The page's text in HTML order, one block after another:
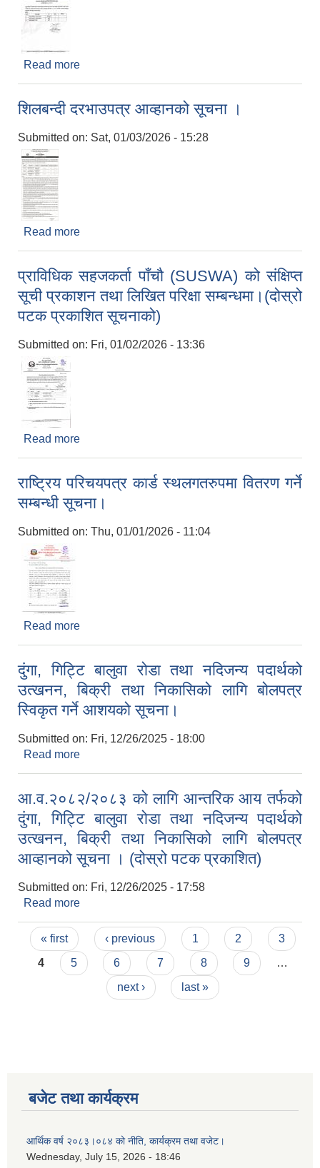
Read more
शिलबन्दी दरभाउपत्र आव्हानको सूचना ।
Submitted on: Sat, 01/03/2026 - 15:28
Read more
प्राविधिक सहजकर्ता पाँचौ (SUSWA) को संक्षिप्त
सूची प्रकाशन तथा लिखित परिक्षा सम्बन्धमा।(दोस्रो
पटक प्रकाशित सूचनाको)
Submitted on: Fri, 01/02/2026 - 13:36
Read more
राष्ट्रिय परिचयपत्र कार्ड स्थलगतरुपमा वितरण गर्ने
सम्बन्धी सूचना।
Submitted on: Thu, 01/01/2026 - 11:04
Read more
दुंगा, गिट्टि बालुवा रोडा तथा नदिजन्य पदार्थको
उत्खनन, बिक्री तथा निकासिको लागि बोलपत्र
स्विकृत गर्ने आशयको सूचना।
Submitted on: Fri, 12/26/2025 - 18:00
Read more
आ.व.२०८२/२०८३ को लागि आन्तरिक आय तर्फको
दुंगा, गिट्टि बालुवा रोडा तथा नदिजन्य पदार्थको
उत्खनन, बिक्री तथा निकासिको लागि बोलपत्र
आव्हानको सूचना । (दोस्रो पटक प्रकाशित)
Submitted on: Fri, 12/26/2025 - 17:58
Read more
बिक्री तथा निकासिको लागि बोलपत्र आव्हानको सूचना ।
(दोस्रो पटक प्रकाशित)
Pages
« first ‹ previous 1 2
3
4
5 6 7 8 9
…
next ›
last »
बजेट तथा कार्यक्रम
आर्थिक वर्ष २०८३।०८४ को नीति, कार्यक्रम तथा वजेट।
Wednesday, July 15, 2026 - 18:46